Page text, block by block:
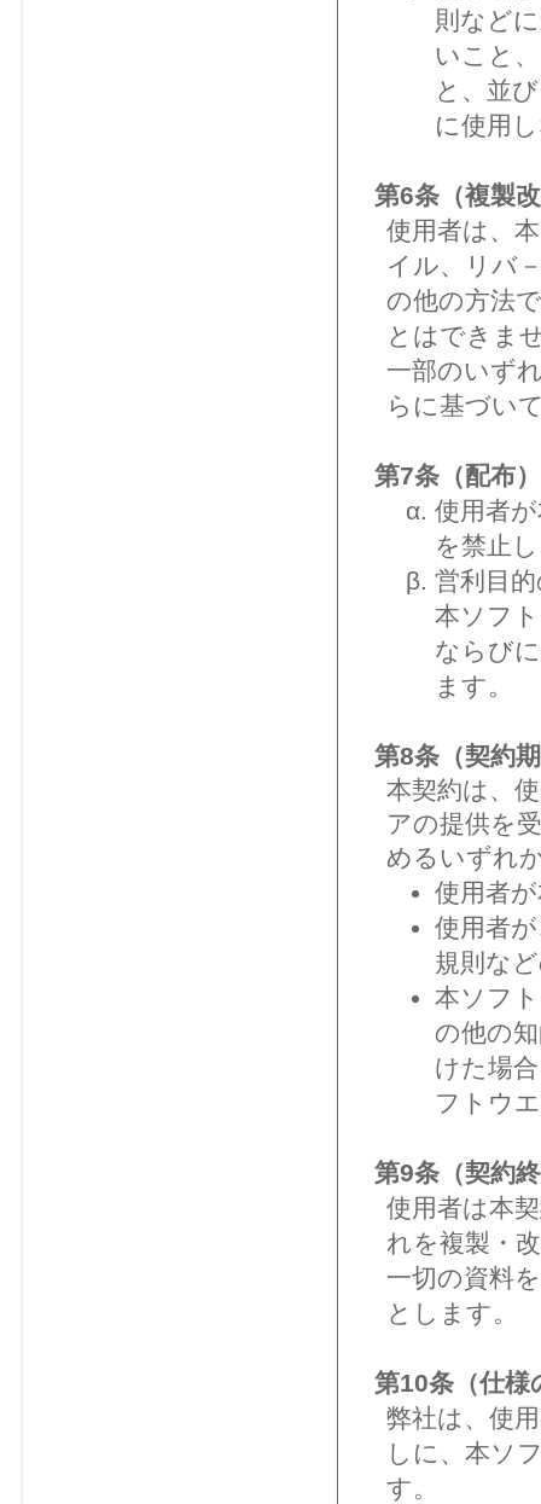
則など
いこと
と、並
に使用
第6条（複製
使用者は、
イル、リバ
の他の方法
とはできま
一部のいず
らに基づい
第7条（配布）
使用者
を禁止
営利目
本ソフ
ならび
ます。
第8条（契約
本契約は、
アの提供を
めるいずれ
使用者
使用者
規則な
本ソフ
の他の
けた場
フトウ
第9条（契約
使用者は本
れを複製・
一切の資料
とします。
第10条（仕様
弊社は、使
しに、本ソ
す。